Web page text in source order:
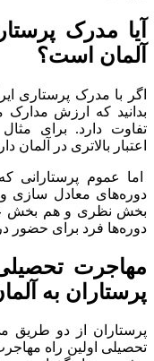
آیا مدرک
آلمان است؟
اگر با مدرک پرستاری
بدانید که ارزش مدارک
تفاوت دارد. برای
اعتبار بالاتری در آلمان
اما عموم پرستارانی
دوره‌های معادل سازی و
بخش نظری و هم بخش
دوره‌ها فرد برای حضور
مهاجرت
پرستاران به
پرستاران از دو طریق
تحصیلی اولین راه